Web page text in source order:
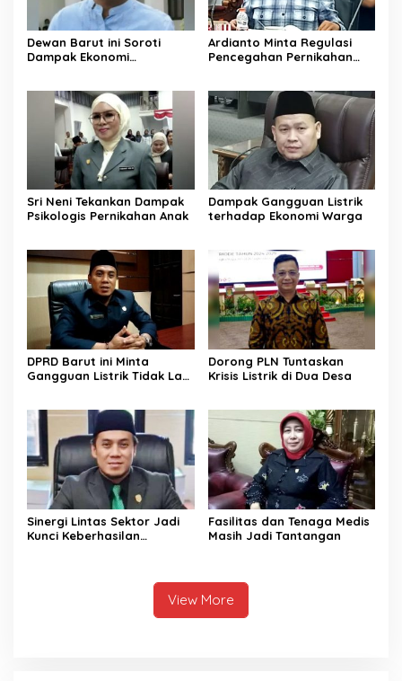
Dewan Barut ini Soroti
Dampak Ekonomi
Ardianto Minta Regulasi
Pencegahan Pernikahan
Sri Neni Tekankan Dampak
Psikologis Pernikahan Anak
Dampak Gangguan Listrik
terhadap Ekonomi Warga
DPRD Barut ini Minta
Gangguan Listrik Tidak Lagi
Dorong PLN Tuntaskan
Krisis Listrik di Dua Desa
Sinergi Lintas Sektor Jadi
Kunci Keberhasilan
Fasilitas dan Tenaga Medis
Masih Jadi Tantangan
View More